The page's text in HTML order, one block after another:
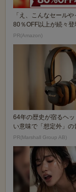
「え、こんなセールや
80％OFF以上が続々登
の本気が...
PR(Amazon)
64年の歴史が宿るヘ
い意味で「想定外」の
PR(Marshall Group AB)